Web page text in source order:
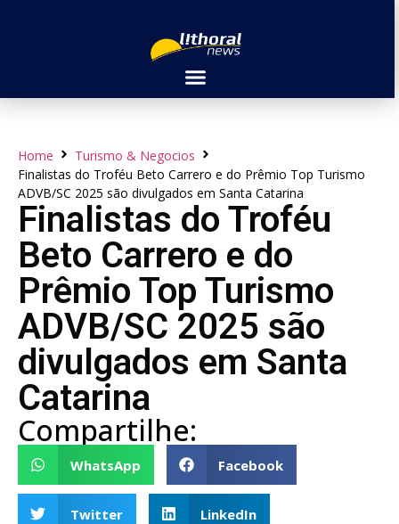
Home
Turismo & Negocios
Finalistas do Troféu Beto Carrero e do Prêmio Top Turismo
ADVB/SC 2025 são divulgados em Santa Catarina
Finalistas do Troféu
Beto Carrero e do
Prêmio Top Turismo
ADVB/SC 2025 são
divulgados em Santa
Catarina
Compartilhe:
WhatsApp Facebook
Twitter LinkedIn